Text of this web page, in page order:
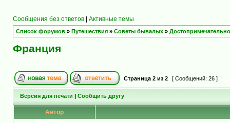
Сообщения без ответов | Активные темы
Список форумов » Путешествия » Советы бывалых »
Франция
Страница 2 из 2 [ Сообщений: 26 ]
Версия для печати | Сообщить другу
Автор